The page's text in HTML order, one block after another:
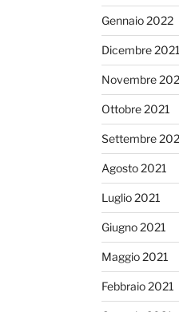
Gennaio 2022
Dicembre 2021
Novembre
Ottobre 2021
Settembre
Agosto 2021
Luglio 2021
Giugno 2021
Maggio 2021
Febbraio 2021